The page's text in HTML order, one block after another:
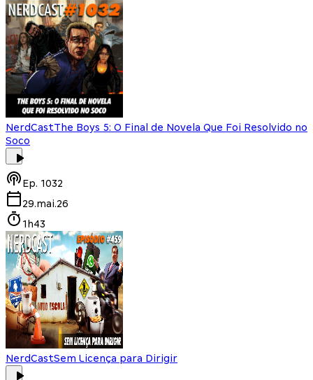
NerdCastThe Boys 5: O Final de Novela Que Foi Resolvido no
Soco
Ep. 1032
29.mai.26
1h43
NerdCastSem Licença para Dirigir